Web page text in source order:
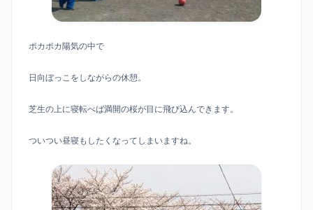
ポカポカ陽気の中で
日向ぼっこをしながらの休憩。
芝生の上に寝転べば満開の桜が目に飛び込んできます。
ついつい昼寝もしたくなってしまいますね。